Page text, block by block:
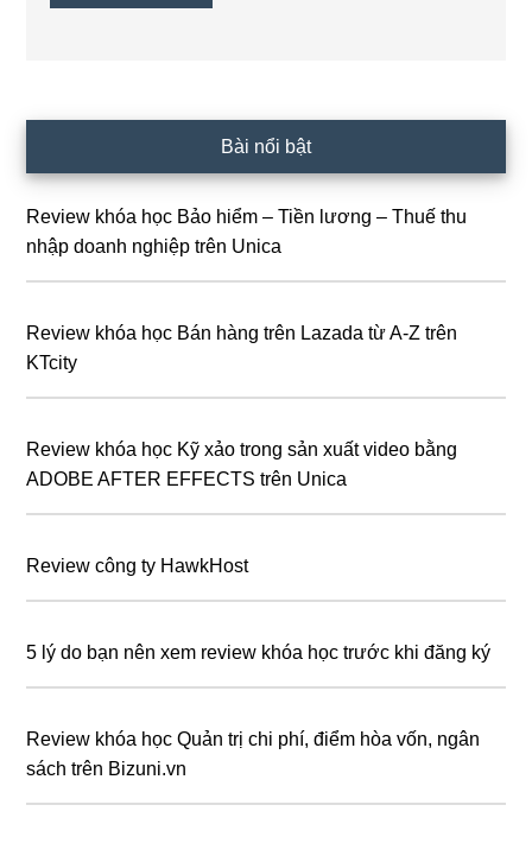
chính
Bài nổi bật
Review khóa học Bảo hiểm – Tiền lương – Thuế thu
nhập doanh nghiệp trên Unica
Review khóa học Bán hàng trên Lazada từ A-Z trên
KTcity
Review khóa học Kỹ xảo trong sản xuất video bằng
ADOBE AFTER EFFECTS trên Unica
Review công ty HawkHost
5 lý do bạn nên xem review khóa học trước khi đăng ký
Review khóa học Quản trị chi phí, điểm hòa vốn, ngân
sách trên Bizuni.vn